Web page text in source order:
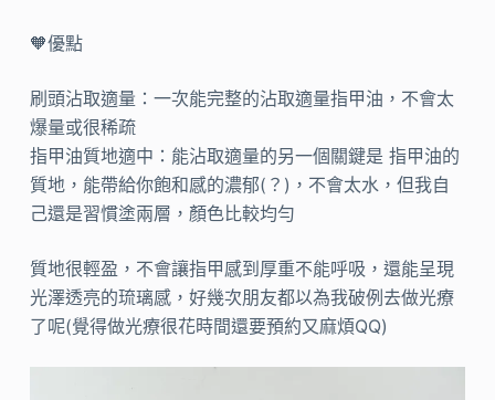
🧡優點
刷頭沾取適量：一次能完整的沾取適量指甲油，不會太
爆量或很稀疏
指甲油質地適中：能沾取適量的另一個關鍵是 指甲油的
質地，能帶給你飽和感的濃郁(？)，不會太水，但我自
己還是習慣塗兩層，顏色比較均勻
質地很輕盈，不會讓指甲感到厚重不能呼吸，還能呈現
光澤透亮的琉璃感，好幾次朋友都以為我破例去做光療
了呢(覺得做光療很花時間還要預約又麻煩QQ)